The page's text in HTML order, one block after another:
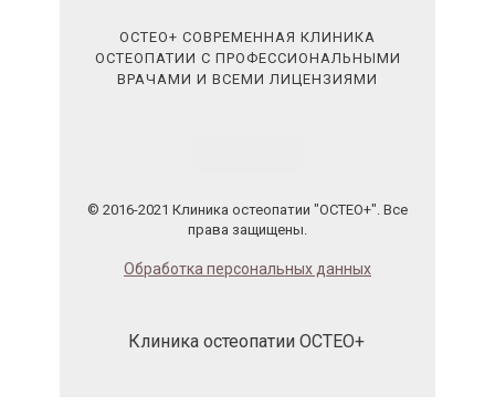
ОСТЕО+ СОВРЕМЕННАЯ КЛИНИКА
ОСТЕОПАТИИ С ПРОФЕССИОНАЛЬНЫМИ
ВРАЧАМИ И ВСЕМИ ЛИЦЕНЗИЯМИ
© 2016-2021 Клиника остеопатии "ОСТЕО+". Все
права защищены.
Обработка персональных данных
Клиника остеопатии ОСТЕО+